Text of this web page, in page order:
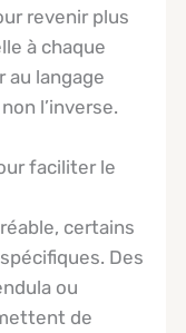
revenir plus
à chaque
au langage
l’inverse.
faciliter le
certains
Des
ou
de